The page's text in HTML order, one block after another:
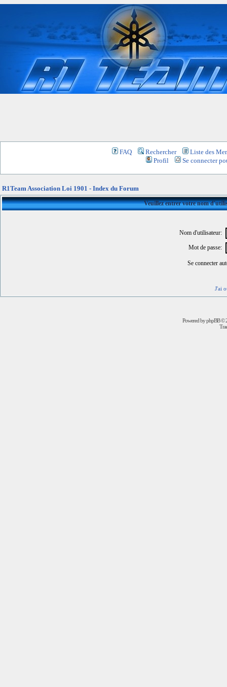
FAQ Rechercher
Liste des
Profil
Se connecter
R1Team Association Loi 1901 - Index du Forum
Veuillez entrer votre nom
Nom d'utilisateur:
Mot de passe:
Se connecter
J'ai
Powered byphpBB©